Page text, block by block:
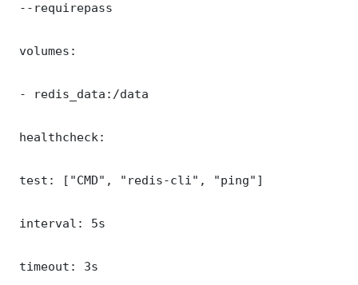
--requirepass
volumes:
- redis_data:/data
healthcheck:
test: ["CMD", "redis-cli", "ping"]
interval: 5s
timeout: 3s